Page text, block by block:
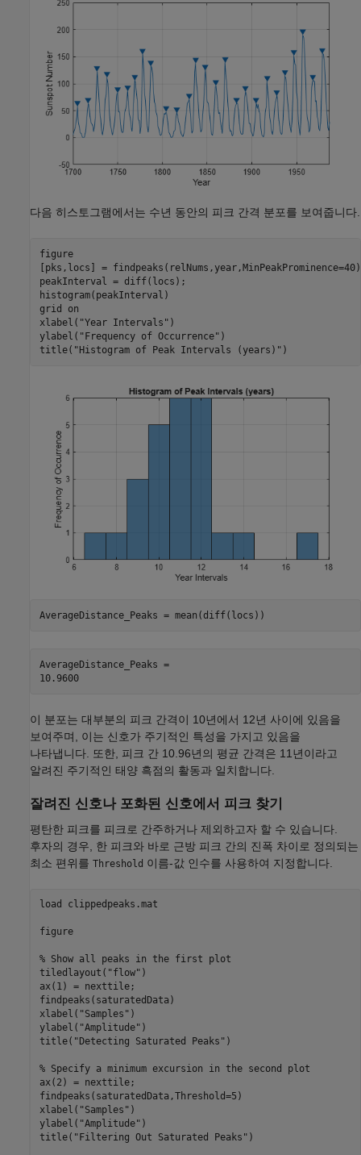
다음 히스토그램에서는 수년 동안의 피크 간격 분포를 보여줍니다.
figure
[pks,locs] =
peakInterval = diff(locs);
histogram(peakInterval)
grid
on
xlabel( "Year Intervals" )
ylabel( "Frequency of Occurrence" )
title( "Histogram of Peak Intervals (years)" )
AverageDistance_Peaks = mean(diff(locs))
AverageDistance_Peaks =
10.9600
이 분포는 대부분의 피크 간격이 10년에서 12년 사이에 있음을
보여주며, 이는 신호가 주기적인 특성을 가지고 있음을
나타냅니다. 또한, 피크 간 10.96년의 평균 간격은 11년이라고
알려진 주기적인 태양 흑점의 활동과 일치합니다.
잘려진 신호나 포화된 신호에서 피크 찾기
평탄한 피크를 피크로 간주하거나 제외하고자 할 수 있습니다.
후자의 경우, 한 피크와 바로 근방 피크 간의 진폭 차이로 정의되는
최소 편위를 Threshold 이름-값 인수를 사용하여 지정합니다.
load clippedpeaks.mat
figure
% Show all peaks in the first plot
tiledlayout( "flow" )
ax(1) = nexttile;
findpeaks(saturatedData)
xlabel( "Samples" )
ylabel( "Amplitude" )
title( "Detecting Saturated Peaks" )
% Specify a minimum excursion in the second plot
ax(2) = nexttile;
findpeaks(saturatedData,Threshold=5)
xlabel( "Samples" )
ylabel( "Amplitude" )
title( "Filtering Out Saturated Peaks" )